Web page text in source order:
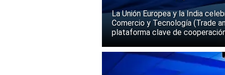
La Unión Europea y la India
Comercio y Tecnología (Trade
plataforma clave de